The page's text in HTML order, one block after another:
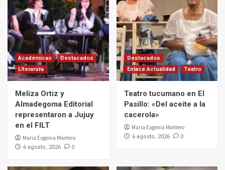
Académicas
Destacados
Literarura
Meliza Ortiz y
Almadegoma Editorial
representaron a Jujuy
en el FILT
Maria Eugenia Montero
6 agosto, 2026 0
Destacados
Enlace Actualidad
Teatro
Teatro tucumano en El
Pasillo: «Del aceite a la
cacerola»
Maria Eugenia Montero
6 agosto, 2026 0